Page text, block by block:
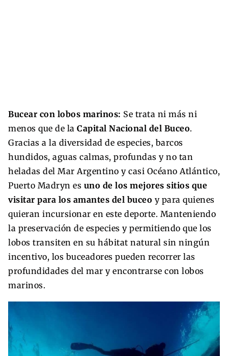
Bucear con lobos marinos: Se trata ni más ni
menos que de la Capital Nacional del Buceo.
Gracias a la diversidad de especies, barcos
hundidos, aguas calmas, profundas y no tan
heladas del Mar Argentino y casi Océano Atlántico,
Puerto Madryn es uno de los mejores sitios que
visitar para los amantes del buceo y para quienes
quieran incursionar en este deporte. Manteniendo
la preservación de especies y permitiendo que los
lobos transiten en su hábitat natural sin ningún
incentivo, los buceadores pueden recorrer las
profundidades del mar y encontrarse con lobos
marinos.